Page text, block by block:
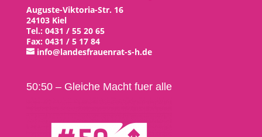
Auguste-Viktoria-Str. 16
24103 Kiel
Tel.: 0431 / 55 20 65
Fax: 0431 / 5 17 84
info@landesfrauenrat-s-h.de
50:50 – Gleiche Macht fuer alle